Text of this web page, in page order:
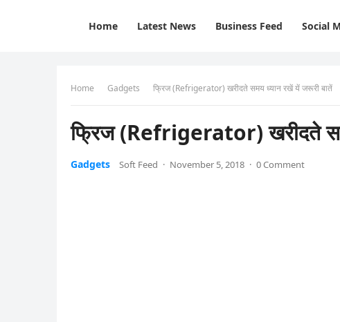
Home Latest News Business Feed Social
Home Gadgets फ्रिज (Refrigerator) खरीदते समय ध्यान रखें यें जरूरी बातें
फ्रिज (Refrigerator) खरीदते
Gadgets Soft Feed · November 5, 2018 · 0 Comment